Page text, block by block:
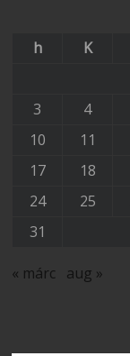
h
K
3
4
10
11
17
18
24
25
31
« márc aug »